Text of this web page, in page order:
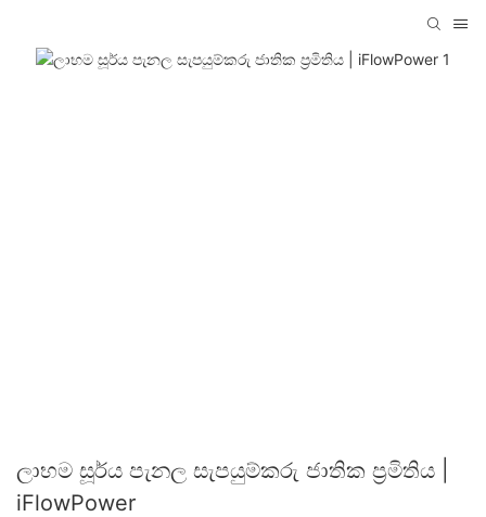
ලාභම සූර්ය පැනල සැපයුම්කරු ජාතික ප්‍රමිතිය |
iFlowPower